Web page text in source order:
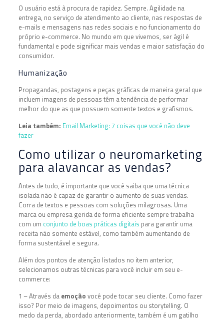
O usuário está à procura de rapidez. Sempre. Agilidade na
entrega, no serviço de atendimento ao cliente, nas respostas de
e-mails e mensagens nas redes sociais e no funcionamento do
próprio e-commerce. No mundo em que vivemos, ser ágil é
fundamental e pode significar mais vendas e maior satisfação do
consumidor.
Humanização
Propagandas, postagens e peças gráficas de maneira geral que
incluem imagens de pessoas têm a tendência de performar
melhor do que as que possuem somente textos e grafismos.
Leia também: Email Marketing: 7 coisas que você não deve
fazer
Como utilizar o neuromarketing
para alavancar as vendas?
Antes de tudo, é importante que você saiba que uma técnica
isolada não é capaz de garantir o aumento de suas vendas.
Corra de textos e pessoas com soluções milagrosas. Uma
marca ou empresa gerida de forma eficiente sempre trabalha
com um conjunto de boas práticas digitais para garantir uma
receita não somente estável, como também aumentando de
forma sustentável e segura.
Além dos pontos de atenção listados no item anterior,
selecionamos outras técnicas para você incluir em seu e-
commerce:
1 – Através da emoção você pode tocar seu cliente. Como fazer
isso? Por meio de imagens, depoimentos ou storytelling. O
medo da perda, abordado anteriormente, também é um gatilho